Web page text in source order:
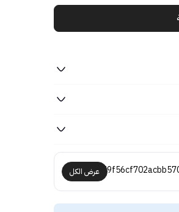
عرض الكل